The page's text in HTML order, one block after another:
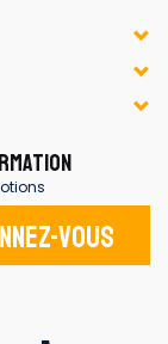
vous